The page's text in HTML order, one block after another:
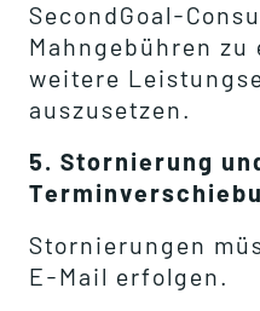
SecondGoal-
Mahngebühren
weitere
auszusetzen.
5. Stornierung
Stornierungen
E-Mail erfolgen.